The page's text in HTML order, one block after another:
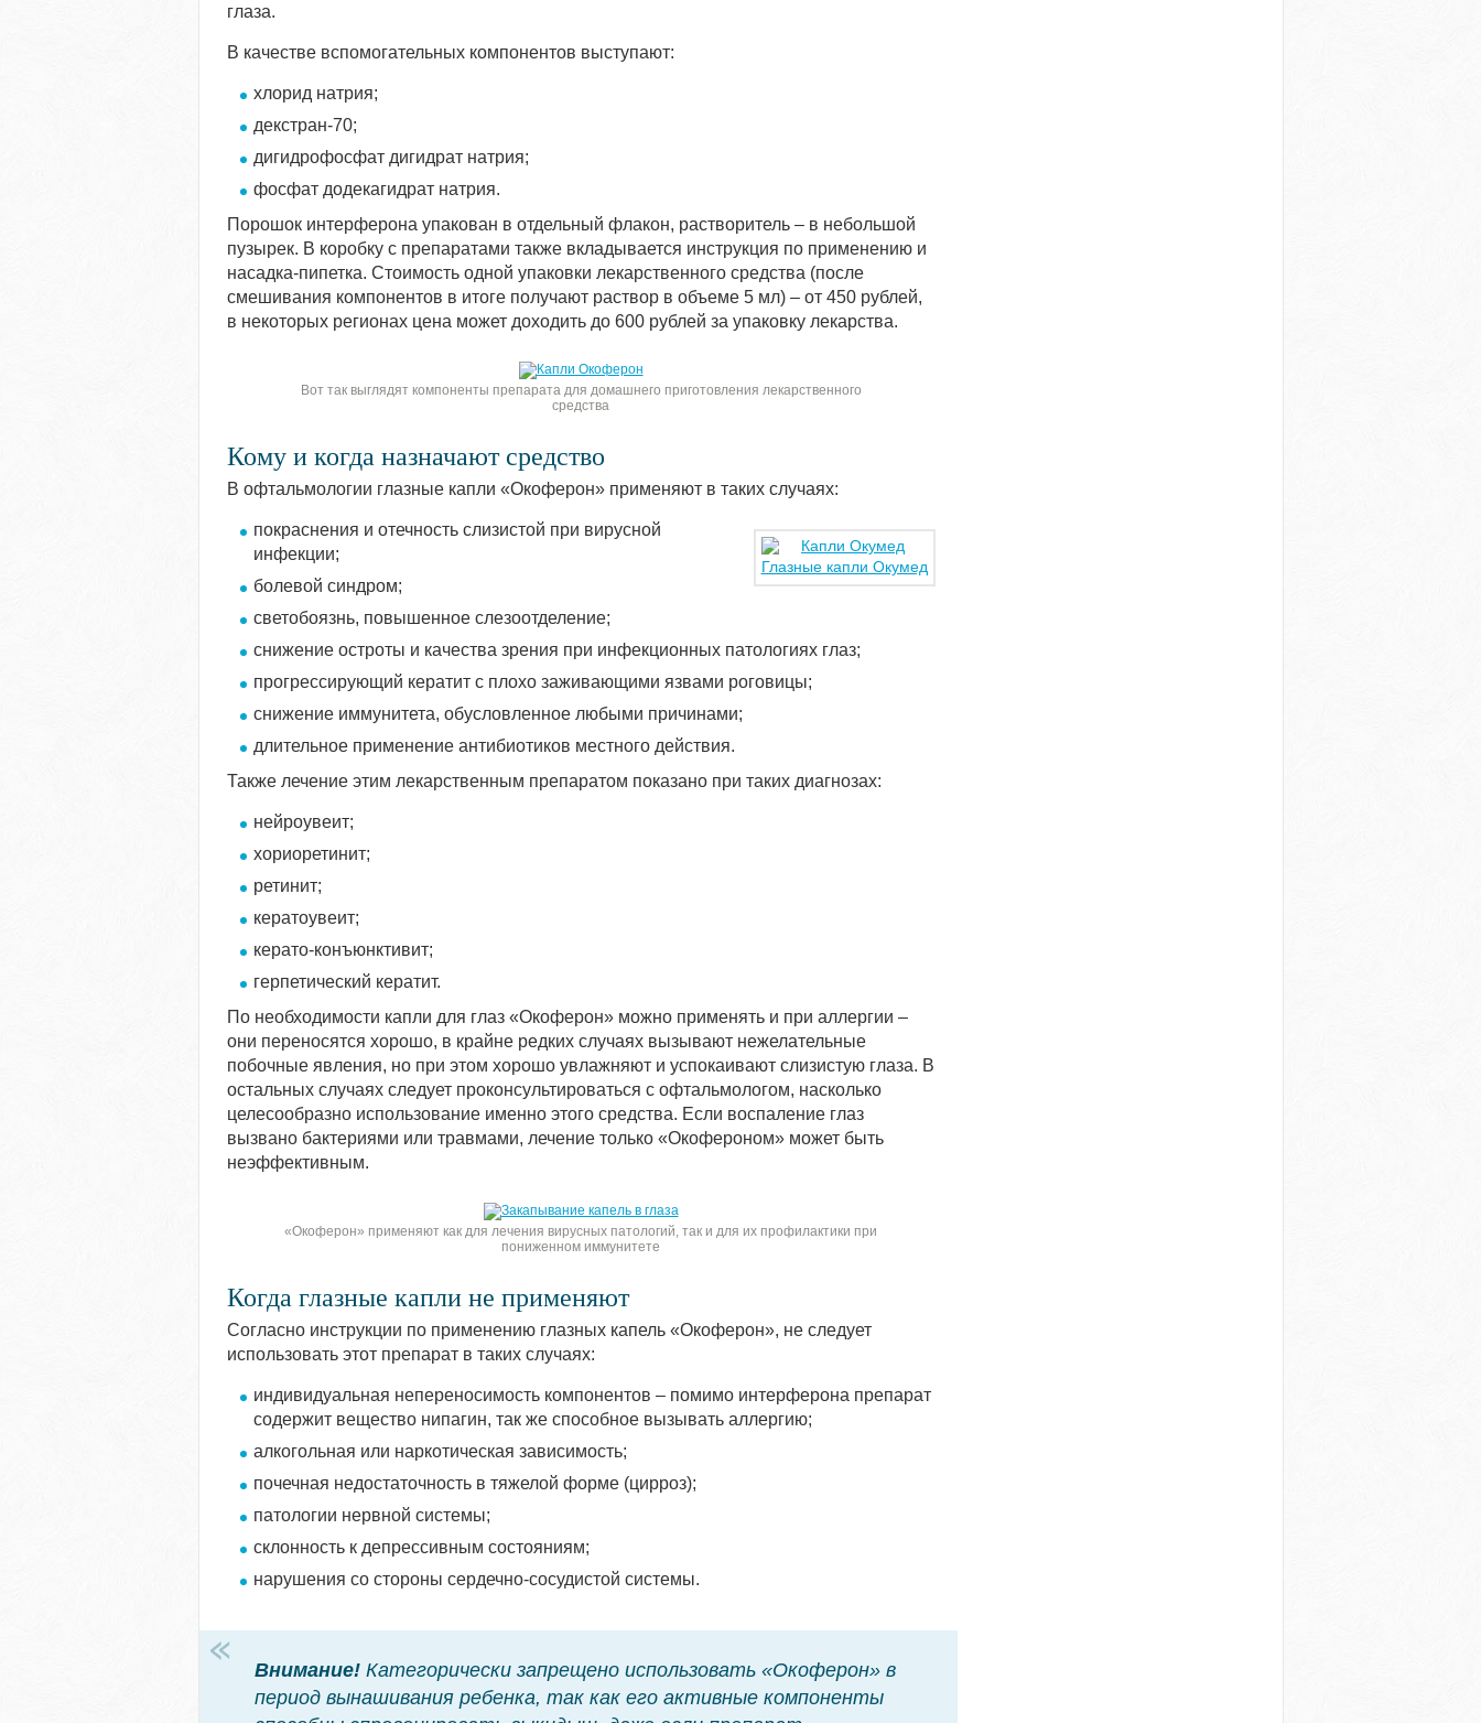
глаза.
В качестве вспомогательных компонентов выступают:
хлорид натрия;
декстран-70;
дигидрофосфат дигидрат натрия;
фосфат додекагидрат натрия.
Порошок интерферона упакован в отдельный флакон, растворитель – в небольшой
пузырек. В коробку с препаратами также вкладывается инструкция по применению и
насадка-пипетка. Стоимость одной упаковки лекарственного средства (после
смешивания компонентов в итоге получают раствор в объеме 5 мл) – от 450 рублей,
в некоторых регионах цена может доходить до 600 рублей за упаковку лекарства.
Вот так выглядят компоненты препарата для домашнего приготовления лекарственного
средства
Кому и когда назначают средство
В офтальмологии глазные капли «Окоферон» применяют в таких случаях:
Глазные капли Окумед
покраснения и отечность слизистой при вирусной
инфекции;
болевой синдром;
светобоязнь, повышенное слезоотделение;
снижение остроты и качества зрения при инфекционных патологиях глаз;
прогрессирующий кератит с плохо заживающими язвами роговицы;
снижение иммунитета, обусловленное любыми причинами;
длительное применение антибиотиков местного действия.
Также лечение этим лекарственным препаратом показано при таких диагнозах:
нейроувеит;
хориоретинит;
ретинит;
кератоувеит;
керато-конъюнктивит;
герпетический кератит.
По необходимости капли для глаз «Окоферон» можно применять и при аллергии –
они переносятся хорошо, в крайне редких случаях вызывают нежелательные
побочные явления, но при этом хорошо увлажняют и успокаивают слизистую глаза. В
остальных случаях следует проконсультироваться с офтальмологом, насколько
целесообразно использование именно этого средства. Если воспаление глаз
вызвано бактериями или травмами, лечение только «Окофероном» может быть
неэффективным.
«Окоферон» применяют как для лечения вирусных патологий, так и для их профилактики при
пониженном иммунитете
Когда глазные капли не применяют
Согласно инструкции по применению глазных капель «Окоферон», не следует
использовать этот препарат в таких случаях:
индивидуальная непереносимость компонентов – помимо интерферона препарат
содержит вещество нипагин, так же способное вызывать аллергию;
алкогольная или наркотическая зависимость;
почечная недостаточность в тяжелой форме (цирроз);
патологии нервной системы;
склонность к депрессивным состояниям;
нарушения со стороны сердечно-сосудистой системы.
Внимание!Категорически запрещено использовать «Окоферон» в
период вынашивания ребенка, так как его активные компоненты